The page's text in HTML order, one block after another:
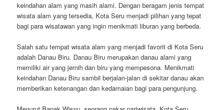
keindahan alam yang masih alami. Dengan beragam jenis tempat
wisata alam yang tersedia, Kota Seru menjadi pilihan yang tepat
bagi para wisatawan yang ingin menikmati liburan yang berbeda.
Salah satu tempat wisata alam yang menjadi favorit di Kota Seru
adalah Danau Biru. Danau Biru merupakan danau alami yang
memiliki air yang jernih dan biru yang mempesona. Menikmati
keindahan Danau Biru sambil berjalan-jalan di sekitar danau akan
memberikan ketenangan dan kedamaian bagi para pengunjung.